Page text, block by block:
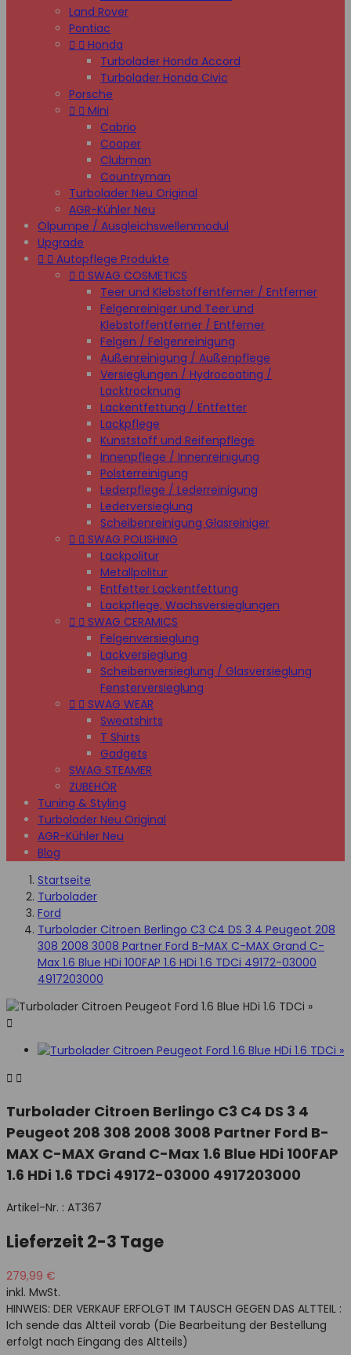
Land Rover
Pontiac
  Honda
Turbolader Honda Accord
Turbolader Honda Civic
Porsche
  Mini
Cabrio
Cooper
Clubman
Countryman
Turbolader Neu Original
AGR-Kühler Neu
Ölpumpe / Ausgleichswellenmodul
Upgrade
  Autopflege Produkte
  SWAG COSMETICS
Teer und Klebstoffentferner / Entferner
Felgenreiniger und Teer und
Klebstoffentferner / Entferner
Felgen / Felgenreinigung
Außenreinigung / Außenpflege
Versieglungen / Hydrocoating /
Lacktrocknung
Lackentfettung / Entfetter
Lackpflege
Kunststoff und Reifenpflege
Innenpflege / Innenreinigung
Polsterreinigung
Lederpflege / Lederreinigung
Lederversieglung
Scheibenreinigung Glasreiniger
  SWAG POLISHING
Lackpolitur
Metallpolitur
Entfetter Lackentfettung
Lackpflege, Wachsversieglungen
  SWAG CERAMICS
Felgenversieglung
Lackversieglung
Scheibenversieglung / Glasversieglung
Fensterversieglung
  SWAG WEAR
Sweatshirts
T Shirts
Gadgets
SWAG STEAMER
ZUBEHÖR
Tuning & Styling
Turbolader Neu Original
AGR-Kühler Neu
Blog
Startseite
Turbolader
Ford
Turbolader Citroen Berlingo C3 C4 DS 3 4 Peugeot 208
308 2008 3008 Partner Ford B-MAX C-MAX Grand C-
Max 1.6 Blue HDi 100FAP 1.6 HDi 1.6 TDCi 49172-03000
4917203000

 
Turbolader Citroen Berlingo C3 C4 DS 3 4
Peugeot 208 308 2008 3008 Partner Ford B-
MAX C-MAX Grand C-Max 1.6 Blue HDi 100FAP
1.6 HDi 1.6 TDCi 49172-03000 4917203000
Artikel-Nr. : AT367
Lieferzeit 2-3 Tage
279,99 €
inkl. MwSt.
HINWEIS: DER VERKAUF ERFOLGT IM TAUSCH GEGEN DAS ALTTEIL :
Ich sende das Altteil vorab (Die Bearbeitung der Bestellung
erfolgt nach Eingang des Altteils)